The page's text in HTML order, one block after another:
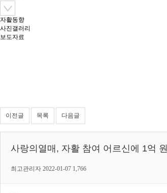
자활동향
사진갤러리
보도자료
이전글 목록 다음글
사랑의열매, 자활 참여 어르신에 1억 원
최고관리자 2022-01-07 1,766